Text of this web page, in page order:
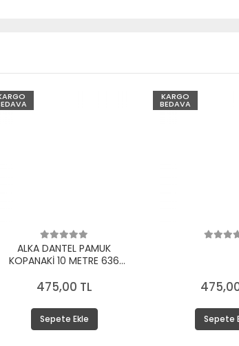
ALKA DANTEL PAMUK
KOPANAKİ 10 METRE 636
475,00 TL
Sepete Ekle
KARGO
BEDAVA
Sepete